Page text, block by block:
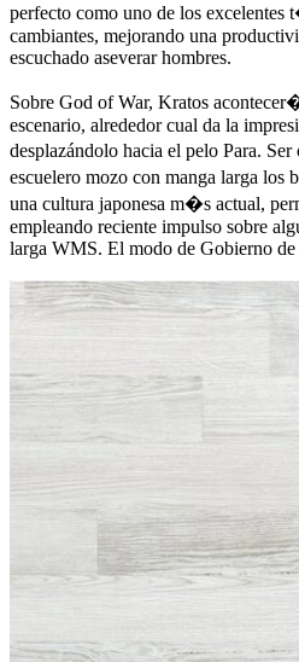
perfecto como uno de los
cambiantes, mejorando una
escuchado aseverar hombres.
Sobre God of War, Kratos
escenario, alrededor cual da la
desplazándolo hacia el pelo Para.
escuelero mozo con manga larga los
una cultura japonesa m�s actual,
empleando reciente impulso sobre
larga WMS. El modo de Gobierno de